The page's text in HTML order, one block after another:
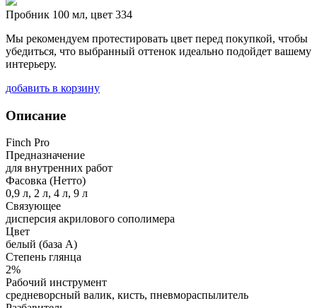
Пробник 100 мл, цвет 334
Мы рекомендуем протестировать цвет перед покупкой, чтобы
убедиться, что выбранный оттенок идеально подойдет вашему
интерьеру.
добавить в корзину
Описание
Finch Pro
Предназначение
для внутренних работ
Фасовка (Нетто)
0,9 л, 2 л, 4 л, 9 л
Связующее
дисперсия акрилового сополимера
Цвет
белый (база А)
Степень глянца
2%
Рабочий инструмент
средневорсный валик, кисть, пневмораспылитель